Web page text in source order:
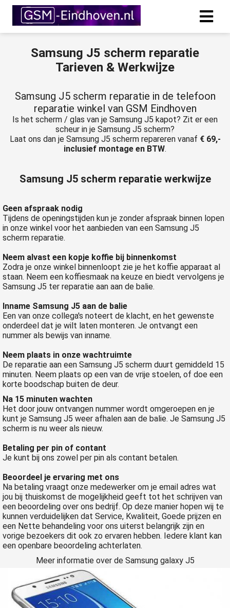
Samsung J5 scherm reparatie
Tarieven & Werkwijze
Samsung J5 scherm reparatie in de telefoon
reparatie winkel van GSM Eindhoven
Is het scherm / glas van je Samsung J5 kapot? Zit er een
scheur in je Samsung J5 scherm?
Laat ons dan je Samsung J5 scherm repareren vanaf € 69,-
inclusief montage en BTW.
Samsung J5 scherm reparatie werkwijze
Geen afspraak nodig
Tijdens de openingstijden kun je zonder afspraak binnen lopen
in onze winkel voor het aanbieden van een Samsung J5
scherm reparatie.
Neem alvast een kopje koffie bij binnenkomst
Zodra je onze winkel binnenloopt zie je het koffie apparaat al
staan. Neem een koffiesmaak na keuze en biedt vervolgens je
Samsung J5 ter reparatie aan aan de balie.
Inname Samsung J5 aan de balie
Een van onze collega's noteert de klacht, en het gewenste
onderdeel dat je wilt laten monteren. Je ontvangt een
nummer als bewijs van inname.
Neem plaats in onze wachtruimte
De reparatie aan een Samsung J5 scherm duurt gemiddeld 15
minuten. Neem plaats op een van de vrije stoelen, of doe een
korte boodschap buiten de deur.
Na 15 minuten wachten
Het door jouw ontvangen nummer wordt omgeroepen en je
kunt je Samsung J5 weer afhalen aan de balie. Je Samsung J5
scherm is nu weer als nieuw.
Betaling per pin of contant
Je kunt bij ons zowel per pin als contant betalen.
Beoordeel je ervaring met ons
Na betaling vraagt onze medewerker om je email adres wat
jou bij thuiskomst de mogelijkheid geeft tot het schrijven van
een beoordeling over ons bedrijf. Op deze manier hopen wij te
kunnen verduidelijken dat Service, Kwaliteit, Goede prijzen en
een Nette behandeling voor ons uiterst belangrijk zijn en
vorige bezoekers dit ook zo ervaren hebben. Iedere klant kan
een openbare beoordeling achterlaten.
Meer informatie over de Samsung galaxy J5